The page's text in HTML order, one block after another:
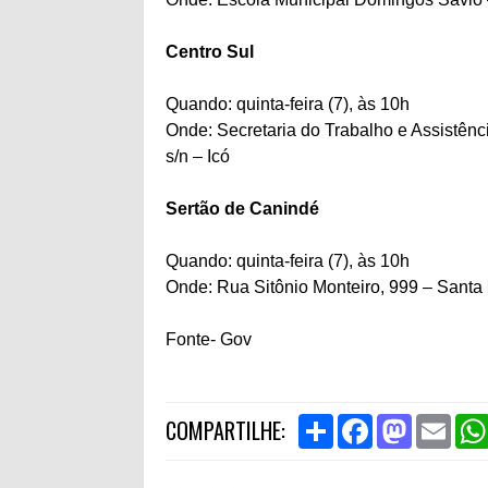
Centro Sul
Quando: quinta-feira (7), às 10h
Onde: Secretaria do Trabalho e
s/n – Icó
Sertão de Canindé
Quando: quinta-feira (7), às 10h
Onde: Rua Sitônio Monteiro, 999 –
Fonte- Gov
COMPARTILHE:
S
h
F
M
E
m